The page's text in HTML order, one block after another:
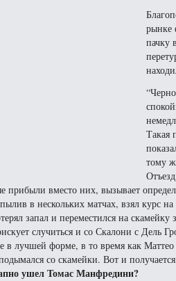
пачку
Такая
тому
прибыли вместо них, вызывает
в нескольких матчах, взял
запал и переместился на
случиться и со Скалони с Дель
в лучшей форме, в то время как
со скамейки. Вот и
ушел Томас Манфредини?